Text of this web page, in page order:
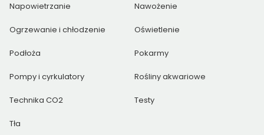
Napowietrzanie Nawożenie
Ogrzewanie i chłodzenie Oświetlenie
Podłoża Pokarmy
Pompy i cyrkulatory Rośliny akwariowe
Technika CO2 Testy
Tła